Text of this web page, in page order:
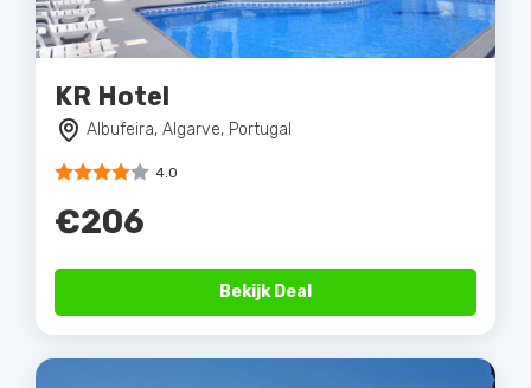
KR Hotel
Albufeira, Algarve, Portugal
4.0
€206
Bekijk Deal